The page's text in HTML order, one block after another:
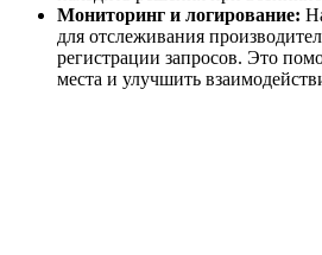
Мониторинг и логирование:
для отслеживания
регистрации запросов. Это
места и улучшить